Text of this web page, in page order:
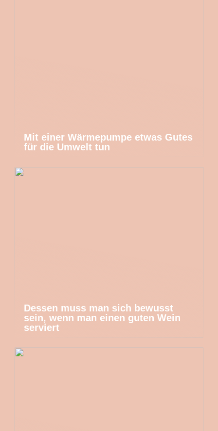
Mit einer Wärmepumpe etwas Gutes
für die Umwelt tun
Dessen muss man sich bewusst
sein, wenn man einen guten Wein
serviert